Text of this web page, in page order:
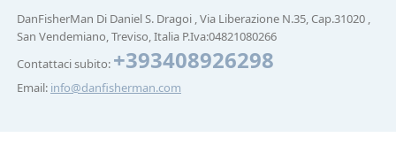
DanFisherMan Di Daniel S. Dragoi , Via Liberazione N.35, Cap.31020 ,
San Vendemiano, Treviso, Italia P.Iva:04821080266
Contattaci subito: +393408926298
Email: info@danfisherman.com